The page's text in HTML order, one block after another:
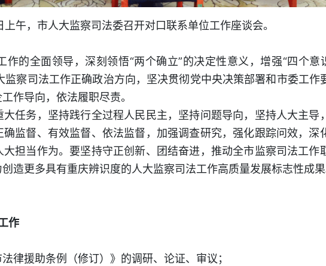
上午，市人大监察司法委召开对口联系单位工作座谈会。
全面领导，深刻领悟“两个确立”的决定性意义，增强“四个意
监察司法工作正确政治方向，坚决贯彻党中央决策部署和市委工作
作导向，依法履职尽责。
务，坚持践行全过程人民民主，坚持问题导向，坚持人大主导
监督、有效监督、依法监督，加强调查研究，强化跟踪问效，深
担当作为。要坚持守正创新、团结奋进，推动全市监察司法工作
造更多具有重庆辨识度的人大监察司法工作高质量发展标志性成果
作
援助条例（修订）》的调研、论证、审议；